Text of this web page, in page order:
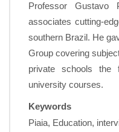
Professor
associates cutting-
southern Brazil. He
Group covering
private schools the
university courses.
Keywords
Piaia, Education,